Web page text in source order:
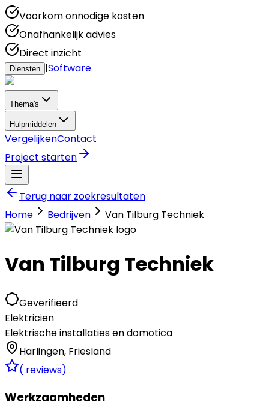
Voorkom onnodige kosten
Onafhankelijk advies
Direct inzicht
Diensten |Software
Thema's
Hulpmiddelen
VergelijkenContact
Project starten
Terug naar zoekresultaten
Home
Bedrijven Van Tilburg Techniek
Van Tilburg Techniek
Geverifieerd
Elektricien
Elektrische installaties en domotica
Harlingen, Friesland
( reviews)
Werkzaamheden